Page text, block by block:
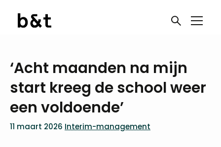
‘Acht maanden na mijn
start kreeg de school weer
een voldoende’
11 maart 2026 Interim-management